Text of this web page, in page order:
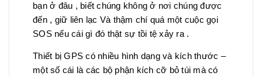
bạn ở đâu , biết chúng không ở nơi chúng được
đến , giữ liên lạc Và thậm chí quá một cuộc gọi
SOS nếu cái gì đó thật sự tồi tệ xảy ra .
Thiết bị GPS có nhiều hình dạng và kích thước –
một số cái là các bộ phận kích cỡ bỏ túi mà có